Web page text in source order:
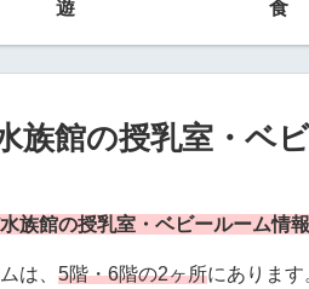
遊 食
族館の授乳室・ベ
族館の授乳室・ベビールーム情報
は、 5階・6階の2ヶ所にあります